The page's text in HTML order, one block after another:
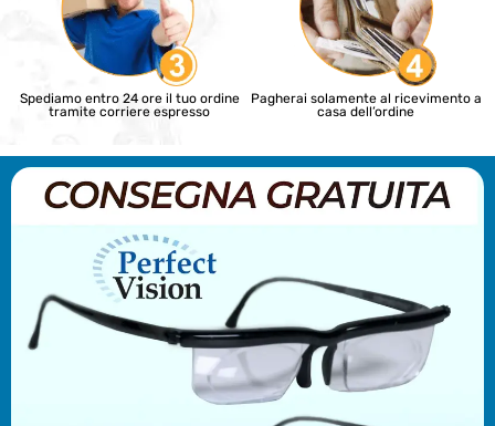
Spediamo entro 24 ore il tuo ordine
tramite corriere espresso
Pagherai solamente al ricevimento a
casa dell’ordine